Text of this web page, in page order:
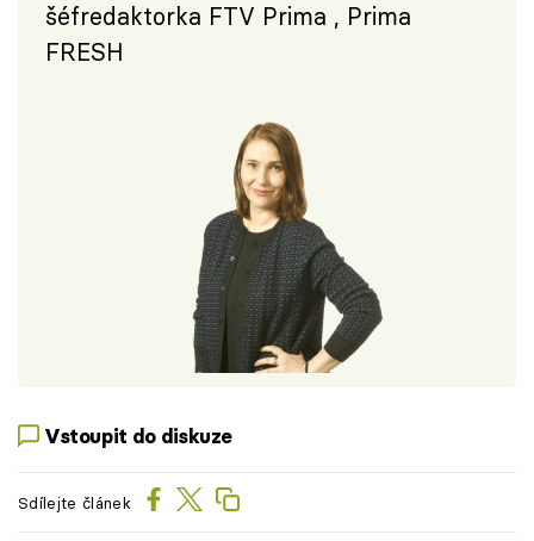
šéfredaktorka FTV Prima , Prima
FRESH
Vstoupit do diskuze
Sdílejte článek